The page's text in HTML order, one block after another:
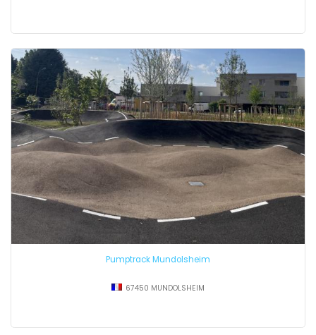
Pumptrack Mundolsheim
67450 MUNDOLSHEIM